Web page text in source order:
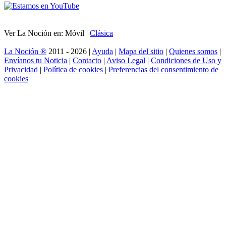
Ver La Noción en: Móvil | Clásica
La Noción ® 2011 - 2026 | Ayuda | Mapa del sitio | Quienes somos |
Envíanos tu Noticia | Contacto | Aviso Legal | Condiciones de Uso y
Privacidad | Política de cookies | Preferencias del consentimiento de
cookies